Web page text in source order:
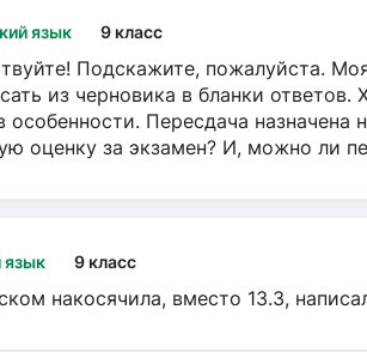
язык 9 класс
Подскажите, пожалуйста.
из черновика в бланки
особенности. Пересдача
оценку за экзамен? И, можно ли
язык 9 класс
накосячила, вместо 13.3,